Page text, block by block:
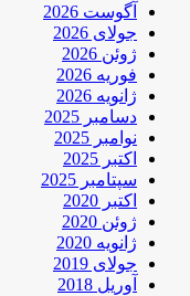
آگوست 2026
جولای 2026
ژوئن 2026
فوریه 2026
ژانویه 2026
دسامبر 2025
نوامبر 2025
اکتبر 2025
سپتامبر 2025
اکتبر 2020
ژوئن 2020
ژانویه 2020
جولای 2019
آوریل 2018